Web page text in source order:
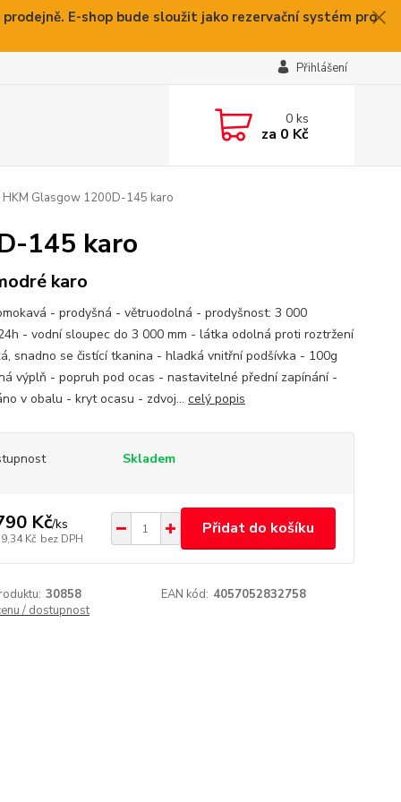
E-shop bude sloužit jako rezervační systém pro
Přihlášení
0ks
za 0 Kč
HKM Glasgow 1200D-145 karo
145 karo
karo
- prodyšná - větruodolná - prodyšnost: 3 000
- vodní sloupec do 3 000 mm - látka odolná proti roztržení
snadno se čistící tkanina - hladká vnitřní podšívka - 100g
výplň - popruh pod ocas - nastavitelné přední zapínání -
v obalu - kryt ocasu - zdvoj... celý popis
Skladem
Kč/ks
Kč bez DPH
Přidat do košíku
30858 EAN kód: 4057052832758
/ dostupnost